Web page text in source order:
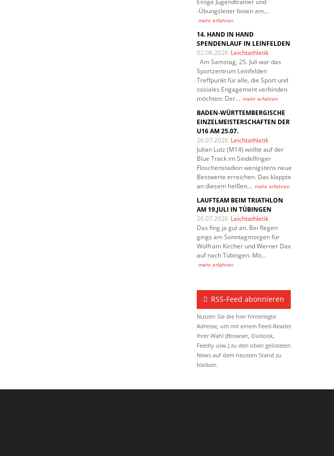
-Übungsleiter boten am…
mehr erfahren
14. HAND IN HAND
SPENDENLAUF IN LEINFELDEN
02.08.2026 Leichtathletik
Am Samstag, 25. Juli war das
Sportzentrum Leinfelden
Treffpunkt für alle, die Sport und
soziales Engagement verbinden
möchten: Der… mehr erfahren
BADEN-WÜRTTEMBERGISCHE
EINZELMEISTERSCHAFTEN DER
U16 AM 25.07.
26.07.2026 Leichtathletik
Julian Lutz (M14) wollte auf der
Blue Track im Sindelfinger
Floschenstadion wenigstens neue
Bestwerte erreichen. Das klappte
an diesem heißen… mehr erfahren
LAUFTEAM BEIM TRIATHLON
AM 19.JULI IN TÜBINGEN
26.07.2026 Leichtathletik
Das fing ja gut an. Bei Regen
gings am Sonntagmorgen für
Wolfram Kircher und Werner Dax
auf nach Tübingen. Mit…
mehr erfahren
RSS-Feed abonnieren
Nutzen Sie die hier hinterlegte
Adresse, um mit einem Feed-Reader
Ihrer Wahl (Browser, Outlook,
Feedly usw.) zu den oben gelisteten
News auf dem neusten Stand zu
bleiben.